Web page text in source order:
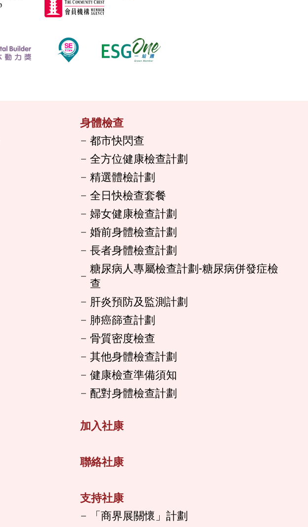
身體檢查
都市快閃查
全方位健康檢查計劃
精選體檢計劃
全日快檢查套餐
婦女健康檢查計劃
婚前身體檢查計劃
長者身體檢查計劃
糖尿病人專屬檢查計劃-糖尿病併發症檢
查
肝炎預防及監測計劃
肺癌篩查計劃
骨質密度檢查
其他身體檢查計劃
健康檢查準備須知
配對身體檢查計劃
加入社康
聯絡社康
支持社康
「商界展關懷」計劃